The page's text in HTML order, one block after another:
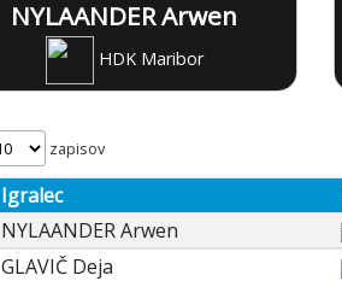
NYLAANDER Arwen
HDK Maribor
zapisov
Igralec
NYLAANDER Arwen
GLAVIČ Deja